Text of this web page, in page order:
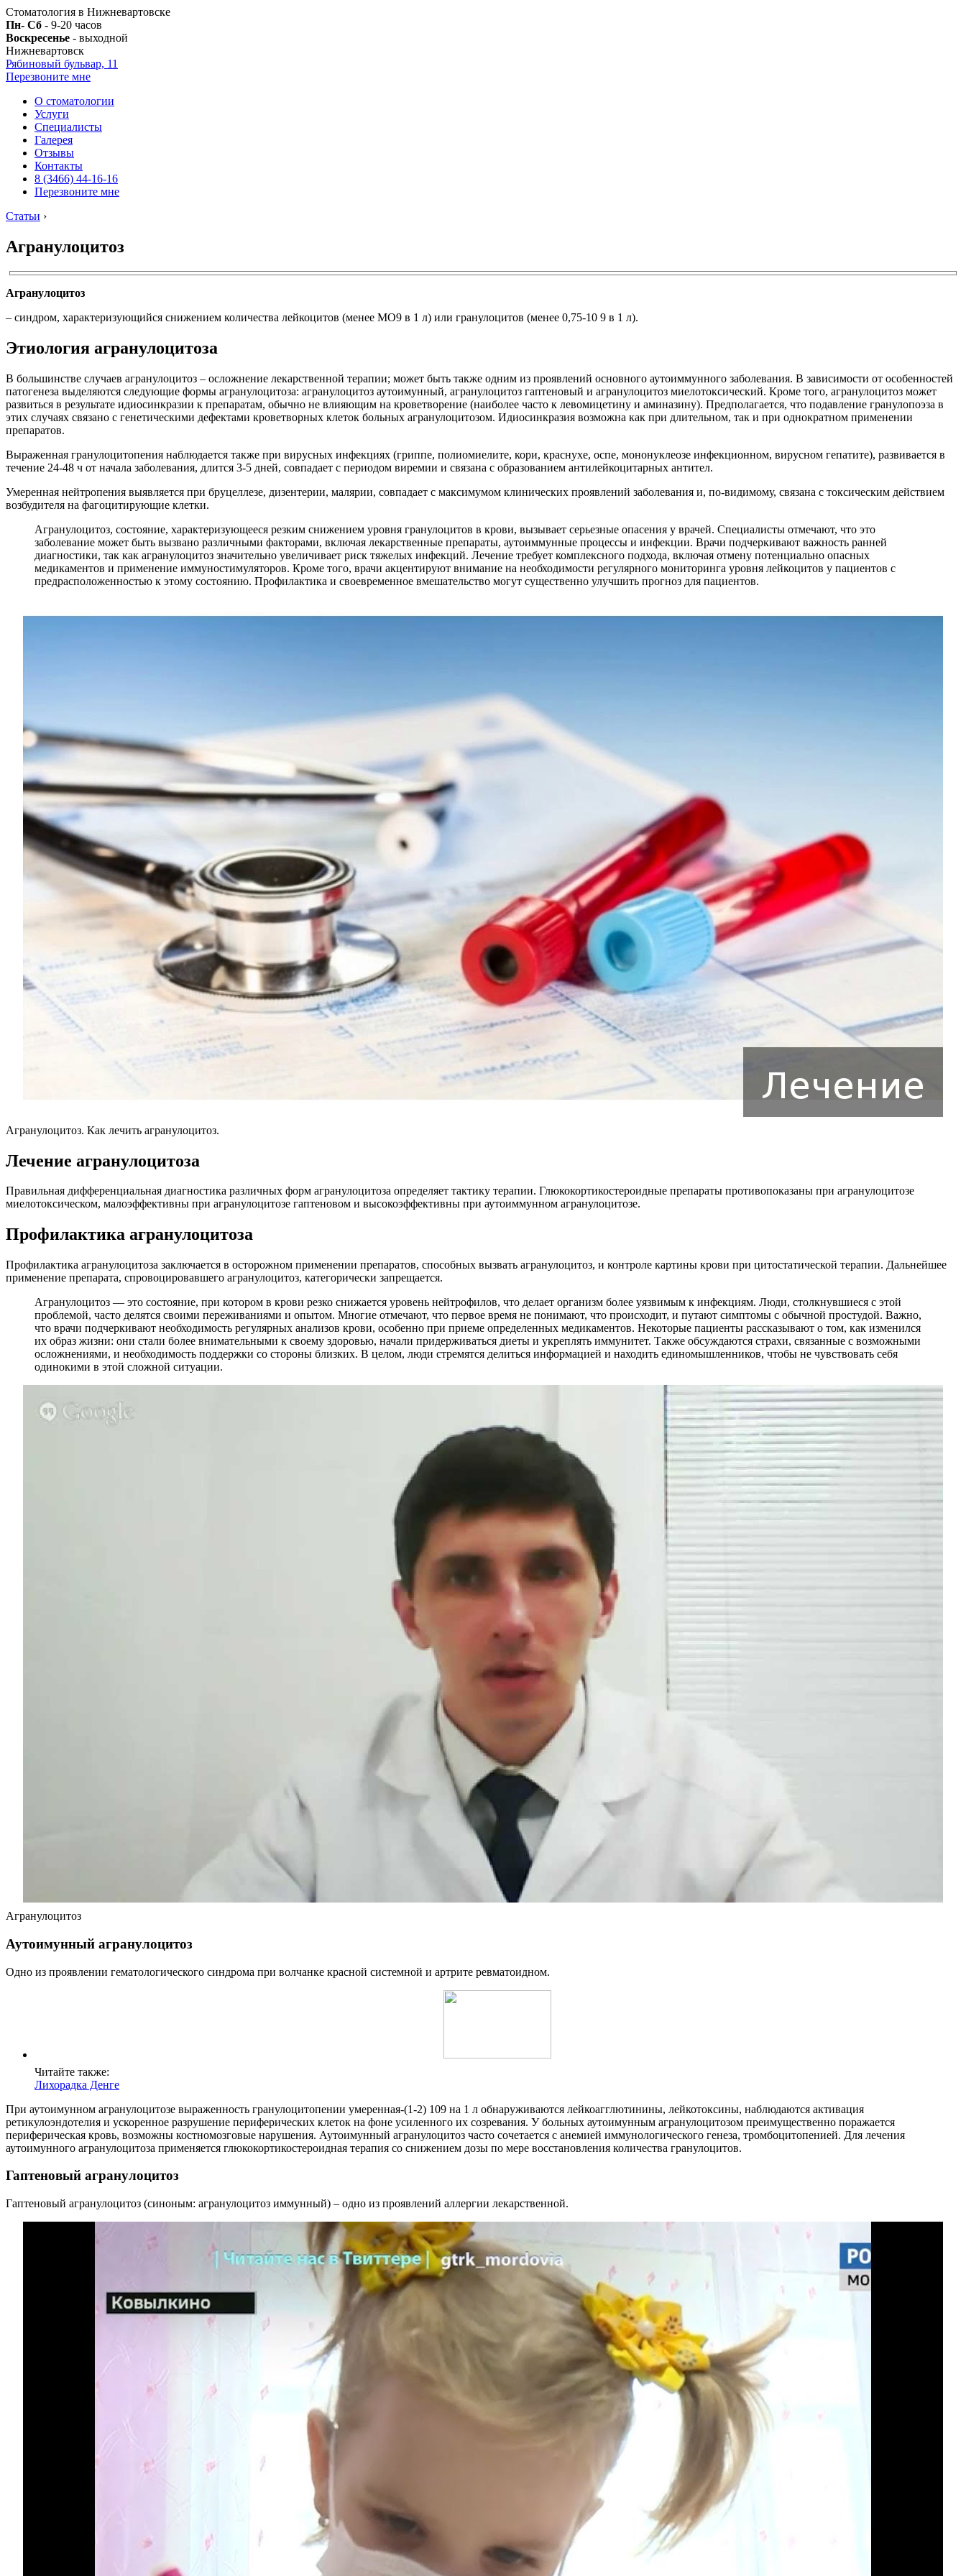
Стоматология в Нижневартовске
Пн- Сб - 9-20 часов
Воскресенье - выходной
Нижневартовск
Рябиновый бульвар, 11
Перезвоните мне
О стоматологии
Услуги
Специалисты
Галерея
Отзывы
Контакты
8 (3466) 44-16-16
Перезвоните мне
Статьи ›
Агранулоцитоз
Агранулоцитоз
– синдром, характеризующийся снижением количества лейкоцитов (менее МО9 в 1 л) или гранулоцитов (менее 0,75-10 9 в 1 л).
Этиология агранулоцитоза
В большинстве случаев агранулоцитоз – осложнение лекарственной терапии; может быть также одним из проявлений основного аутоиммунного заболевания. В зависимости от особенностей
патогенеза выделяются следующие формы агранулоцитоза: агранулоцитоз аутоимунный, агранулоцитоз гаптеновый и агранулоцитоз миелотоксический. Кроме того, агранулоцитоз может
развиться в результате идиосинкразии к препаратам, обычно не влияющим на кроветворение (наиболее часто к левомицетину и аминазину). Предполагается, что подавление гранулопоэза в
этих случаях связано с генетическими дефектами кроветворных клеток больных агранулоцитозом. Идиосинкразия возможна как при длительном, так и при однократном применении
препаратов.
Выраженная гранулоцитопения наблюдается также при вирусных инфекциях (гриппе, полиомиелите, кори, краснухе, оспе, мононуклеозе инфекционном, вирусном гепатите), развивается в
течение 24-48 ч от начала заболевания, длится 3-5 дней, совпадает с периодом виремии и связана с образованием антилейкоцитарных антител.
Умеренная нейтропения выявляется при бруцеллезе, дизентерии, малярии, совпадает с максимумом клинических проявлений заболевания и, по-видимому, связана с токсическим действием
возбудителя на фагоцитирующие клетки.
Агранулоцитоз, состояние, характеризующееся резким снижением уровня гранулоцитов в крови, вызывает серьезные опасения у врачей. Специалисты отмечают, что это
заболевание может быть вызвано различными факторами, включая лекарственные препараты, аутоиммунные процессы и инфекции. Врачи подчеркивают важность ранней
диагностики, так как агранулоцитоз значительно увеличивает риск тяжелых инфекций. Лечение требует комплексного подхода, включая отмену потенциально опасных
медикаментов и применение иммуностимуляторов. Кроме того, врачи акцентируют внимание на необходимости регулярного мониторинга уровня лейкоцитов у пациентов с
предрасположенностью к этому состоянию. Профилактика и своевременное вмешательство могут существенно улучшить прогноз для пациентов.
Агранулоцитоз. Как лечить агранулоцитоз.
Лечение агранулоцитоза
Правильная дифференциальная диагностика различных форм агранулоцитоза определяет тактику терапии. Глюкокортикостероидные препараты противопоказаны при агранулоцитозе
миелотоксическом, малоэффективны при агранулоцитозе гаптеновом и высокоэффективны при аутоиммунном агранулоцитозе.
Профилактика агранулоцитоза
Профилактика агранулоцитоза заключается в осторожном применении препаратов, способных вызвать агранулоцитоз, и контроле картины крови при цитостатической терапии. Дальнейшее
применение препарата, спровоцировавшего агранулоцитоз, категорически запрещается.
Агранулоцитоз — это состояние, при котором в крови резко снижается уровень нейтрофилов, что делает организм более уязвимым к инфекциям. Люди, столкнувшиеся с этой
проблемой, часто делятся своими переживаниями и опытом. Многие отмечают, что первое время не понимают, что происходит, и путают симптомы с обычной простудой. Важно,
что врачи подчеркивают необходимость регулярных анализов крови, особенно при приеме определенных медикаментов. Некоторые пациенты рассказывают о том, как изменился
их образ жизни: они стали более внимательными к своему здоровью, начали придерживаться диеты и укреплять иммунитет. Также обсуждаются страхи, связанные с возможными
осложнениями, и необходимость поддержки со стороны близких. В целом, люди стремятся делиться информацией и находить единомышленников, чтобы не чувствовать себя
одинокими в этой сложной ситуации.
Агранулоцитоз
Аутоимунный агранулоцитоз
Одно из проявлении гематологического синдрома при волчанке красной системной и артрите ревматоидном.
Читайте также:
Лихорадка Денге
При аутоимунном агранулоцитозе выраженность гранулоцитопении умеренная-(1-2) 109 на 1 л обнаруживаются лейкоагглютинины, лейкотоксины, наблюдаются активация
ретикулоэндотелия и ускоренное разрушение периферических клеток на фоне усиленного их созревания. У больных аутоимунным агранулоцитозом преимущественно поражается
периферическая кровь, возможны костномозговые нарушения. Аутоимунный агранулоцитоз часто сочетается с анемией иммунологического генеза, тромбоцитопенией. Для лечения
аутоимунного агранулоцитоза применяется глюкокортикостероидная терапия со снижением дозы по мере восстановления количества гранулоцитов.
Гаптеновый агранулоцитоз
Гаптеновый агранулоцитоз (синоным: агранулоцитоз иммунный) – одно из проявлений аллергии лекарственной.